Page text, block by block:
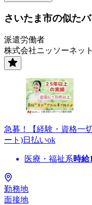
さいたま市の似た
派遣労働者
株式会社ニッソーネッ
急募！【経験・資格一
ート)日払いok
医療・福祉系時給
勤務地
面接地